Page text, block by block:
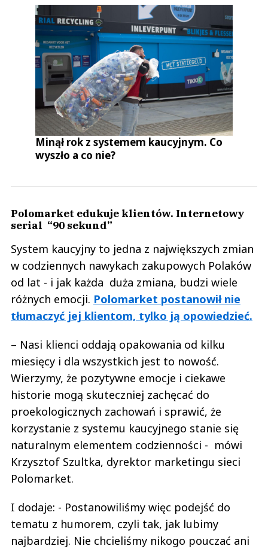
Minął rok z systemem kaucyjnym. Co
wyszło a co nie?
Polomarket edukuje klientów. Internetowy
serial “90 sekund”
System kaucyjny to jedna z największych zmian
w codziennych nawykach zakupowych Polaków
od lat - i jak każda duża zmiana, budzi wiele
różnych emocji. Polomarket postanowił nie
tłumaczyć jej klientom, tylko ją opowiedzieć.
– Nasi klienci oddają opakowania od kilku
miesięcy i dla wszystkich jest to nowość.
Wierzymy, że pozytywne emocje i ciekawe
historie mogą skuteczniej zachęcać do
proekologicznych zachowań i sprawić, że
korzystanie z systemu kaucyjnego stanie się
naturalnym elementem codzienności - mówi
Krzysztof Szultka, dyrektor marketingu sieci
Polomarket.
I dodaje: - Postanowiliśmy więc podejść do
tematu z humorem, czyli tak, jak lubimy
najbardziej. Nie chcieliśmy nikogo pouczać ani